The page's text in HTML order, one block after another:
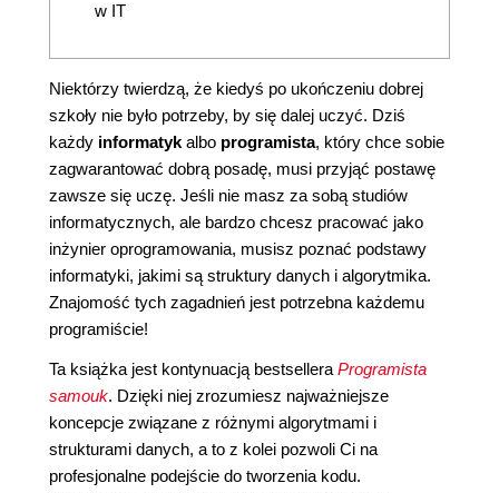
w IT
Niektórzy twierdzą, że kiedyś po ukończeniu dobrej
szkoły nie było potrzeby, by się dalej uczyć. Dziś
każdy informatyk albo programista, który chce sobie
zagwarantować dobrą posadę, musi przyjąć postawę
zawsze się uczę. Jeśli nie masz za sobą studiów
informatycznych, ale bardzo chcesz pracować jako
inżynier oprogramowania, musisz poznać podstawy
informatyki, jakimi są struktury danych i algorytmika.
Znajomość tych zagadnień jest potrzebna każdemu
programiście!
Ta książka jest kontynuacją bestsellera Programista
samouk. Dzięki niej zrozumiesz najważniejsze
koncepcje związane z różnymi algorytmami i
strukturami danych, a to z kolei pozwoli Ci na
profesjonalne podejście do tworzenia kodu.